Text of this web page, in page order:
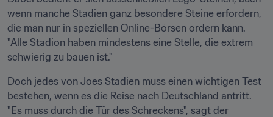
wenn manche Stadien ganz besondere Steine erfordern,
die man nur in speziellen Online-Börsen ordern kann.
"Alle Stadion haben mindestens eine Stelle, die extrem
schwierig zu bauen ist."
Doch jedes von Joes Stadien muss einen wichtigen Test
bestehen, wenn es die Reise nach Deutschland antritt.
"Es muss durch die Tür des Schreckens", sagt der